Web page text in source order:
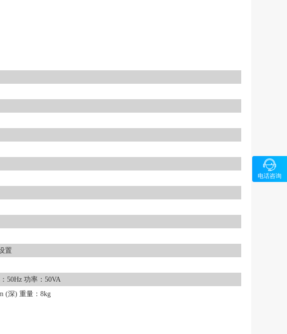
置
50Hz 功率：50VA
(深) 重量：8kg

电话咨询
咨询